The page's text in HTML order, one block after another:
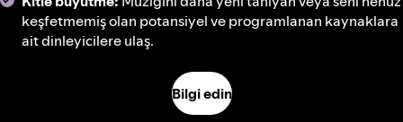
keşfetmemiş olan potansiyel ve programlanan kaynaklara
ait dinleyicilere ulaş.
Bilgi edin